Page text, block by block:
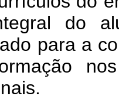
do
para a